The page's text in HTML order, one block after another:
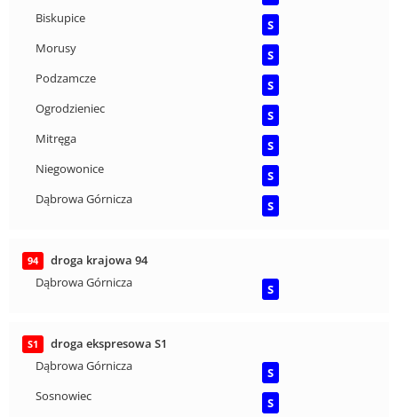
Biskupice
S
Morusy
S
Podzamcze
S
Ogrodzieniec
S
Mitręga
S
Niegowonice
S
Dąbrowa Górnicza
S
94
droga krajowa 94
Dąbrowa Górnicza
S
S1
droga ekspresowa S1
Dąbrowa Górnicza
S
Sosnowiec
S